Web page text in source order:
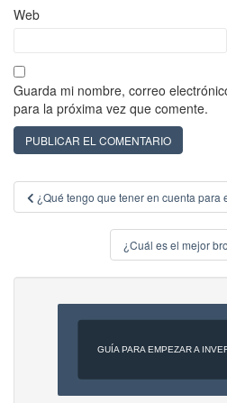
Web
Guarda mi nombre, correo
para la próxima vez que comente.
Navegación
de
entradas
¿Qué tengo que tener en cuenta para
¿Cuál es el mejor
GUÍA PARA EMPEZAR A